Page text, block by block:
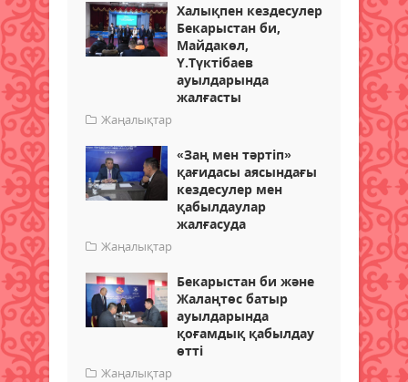
Халықпен кездесулер
Бекарыстан би,
Майдакөл,
Ү.Түктібаев
ауылдарында
жалғасты
Жаңалықтар
«Заң мен тәртіп»
қағидасы аясындағы
кездесулер мен
қабылдаулар
жалғасуда
Жаңалықтар
Бекарыстан би және
Жалаңтөс батыр
ауылдарында
қоғамдық қабылдау
өтті
Жаңалықтар